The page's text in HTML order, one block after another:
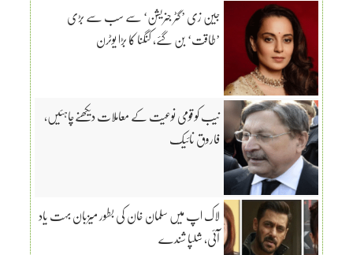
جین زی ’گٹر جنریشن‘ سے سب سے بڑی
’طاقت‘ بن گئے، کنگنا کا بڑا یوٹرن
نیب کو قومی نوعیت کے معاملات دیکھنےچاہئیں،
فاروق نائیک
لاک اپ میں سلمان خان کی بطور میزبان بہت یاد
آئی، شلپا شندے